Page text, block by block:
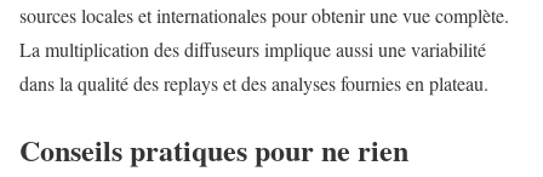
sources locales et internationales pour obtenir une vue complète.
La multiplication des diffuseurs implique aussi une variabilité
dans la qualité des replays et des analyses fournies en plateau.
Conseils pratiques pour ne rien